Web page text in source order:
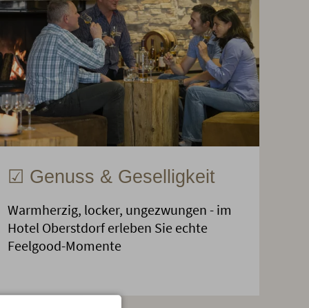
☑ Genuss & Geselligkeit
Warmherzig, locker, ungezwungen - im
Hotel Oberstdorf erleben Sie echte
Feelgood-Momente